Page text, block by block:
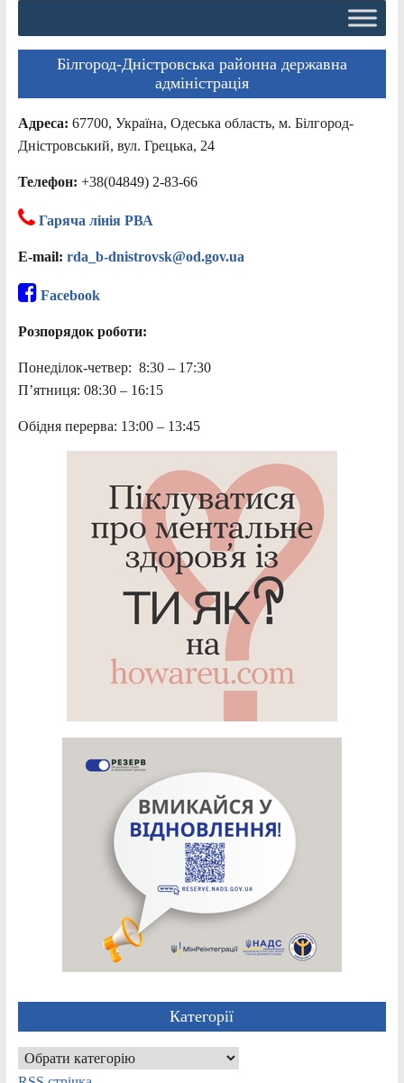
Білгород-Дністровська районна державна
адміністрація
Адреса: 67700, Україна, Одеська область, м. Білгород-
Дністровський, вул. Грецька, 24
Телефон: +38(04849) 2-83-66
Гаряча лінія РВА
E-mail: rda_b-dnistrovsk@od.gov.ua
Facebook
Розпорядок роботи:
Понеділок-четвер: 8:30 – 17:30
П’ятниця: 08:30 – 16:15
Обідня перерва: 13:00 – 13:45
Категорії
Категорії